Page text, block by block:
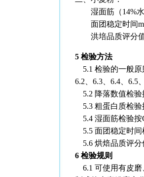
湿面筋（14%水
面团稳定时间
洪培品质评分
5 检验方法
5.1 检验的一般原
6.2、6.3、6.4、6.5
5.2 降落数值检验
5.3 粗蛋白质检验
5.4 湿面筋检验按
5.5 面团稳定时间
5.6 烘焙品质评分
6 检验规则
6.1 可使用有皮磨